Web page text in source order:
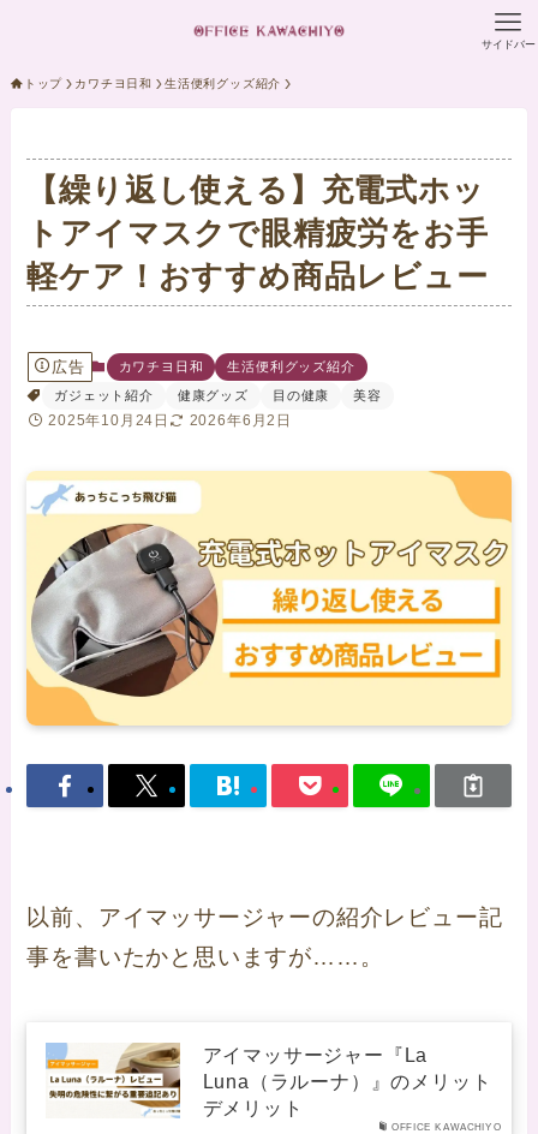
サイドバー
トップ カワチヨ日和 生活便利グッズ紹介
【繰り返し使える】充電式ホッ
トアイマスクで眼精疲労をお手
軽ケア！おすすめ商品レビュー
広告 カワチヨ日和
生活便利グッズ紹介
ガジェット紹介
健康グッズ 目の健康 美容
2025年10月24日 2026年6月2日
以前、アイマッサージャーの紹介レビュー記
事を書いたかと思いますが……。
OFFICE KAWACHIYO
アイマッサージャー『La
Luna（ラルーナ）』のメリット
デメリット